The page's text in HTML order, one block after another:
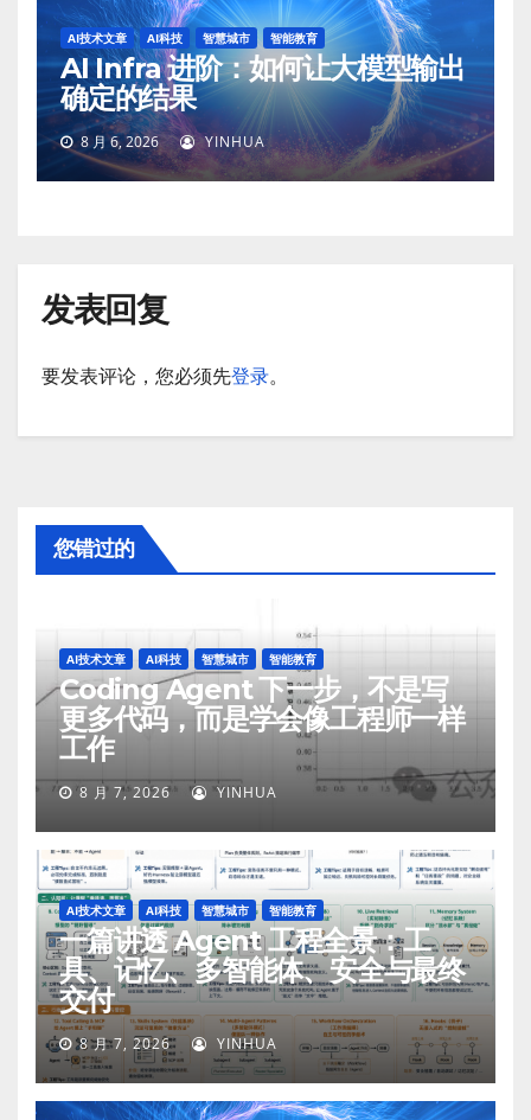
AI技术文章 AI科技 智慧城市 智能教育
AI Infra 进阶：如何让大模型输出
确定的结果
8 月 6, 2026 YINHUA
发表回复
要发表评论，您必须先登录。
您错过的
AI技术文章 AI科技 智慧城市 智能教育
Coding Agent 下一步，不是写
更多代码，而是学会像工程师一样
工作
8 月 7, 2026 YINHUA
AI技术文章 AI科技 智慧城市 智能教育
一篇讲透 Agent 工程全景：工
具、记忆、多智能体、安全与最终
交付
8 月 7, 2026 YINHUA